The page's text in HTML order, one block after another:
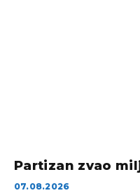
Partizan zvao
07.08.2026